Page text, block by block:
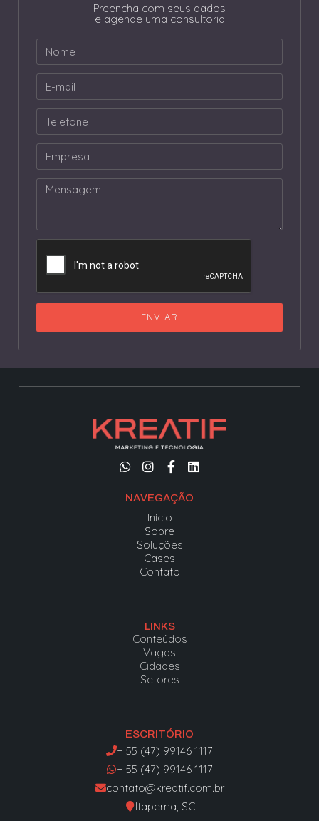
Preencha com seus dados
e agende uma consultoria
ENVIAR
NAVEGAÇÃO
Início
Sobre
Soluções
Cases
Contato
LINKS
Conteúdos
Vagas
Cidades
Setores
ESCRITÓRIO
+ 55 (47) 99146 1117
+ 55 (47) 99146 1117
contato@kreatif.com.br
Itapema, SC